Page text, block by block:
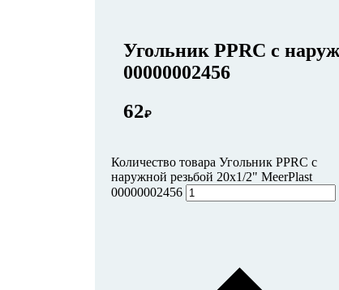
Угольник PPRC c
00000002456
62₽
Количество товара Угольник PPRC c
наружной резьбой 20х1/2" MeerPlast
00000002456